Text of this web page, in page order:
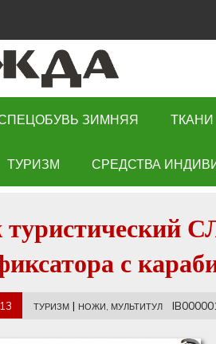
ЗИМНЯЯ ТКАНИ
ТУРИЗМ СРЕДСТВА
с
ТУРИЗМ | НОЖИ, МУЛЬТИТУЛ